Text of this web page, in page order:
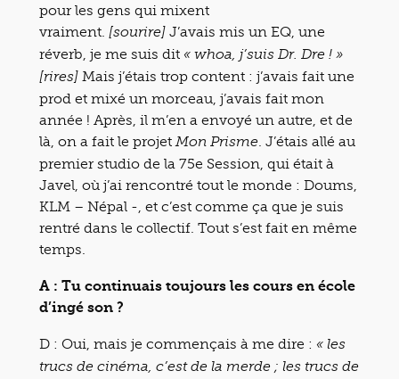
pour les gens qui mixent
vraiment. [sourire] J’avais mis un EQ, une
réverb, je me suis dit « whoa, j’suis Dr. Dre ! »
[rires] Mais j’étais trop content : j’avais fait une
prod et mixé un morceau, j’avais fait mon
année ! Après, il m’en a envoyé un autre, et de
là, on a fait le projet Mon Prisme . J’étais allé au
premier studio de la 75e Session, qui était à
Javel, où j’ai rencontré tout le monde : Doums,
KLM – Népal -, et c’est comme ça que je suis
rentré dans le collectif. Tout s’est fait en même
temps.
A : Tu continuais toujours les cours en école
d’ingé son ?
D : Oui, mais je commençais à me dire : « les
trucs de cinéma, c’est de la merde ; les trucs de